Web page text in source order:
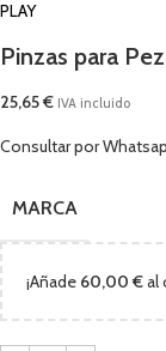
Pinzas para
25,65€ IVA incluido
Consultar por
MARCA
¡Añade 60,00 €al